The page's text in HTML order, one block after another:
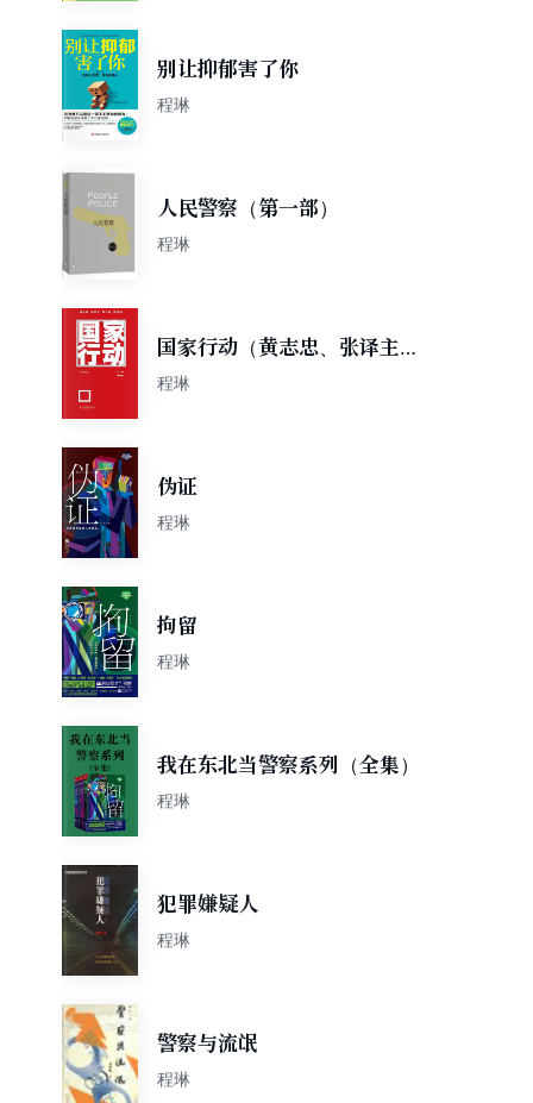
别让抑郁害了你
程琳
人民警察（第一部）
程琳
国家行动（黄志忠、张译主
演）
程琳
伪证
程琳
拘留
程琳
我在东北当警察系列（全集）
程琳
犯罪嫌疑人
程琳
警察与流氓
程琳